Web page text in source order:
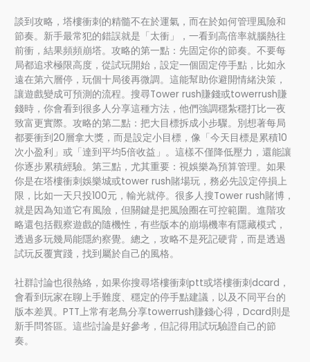
談到攻略，塔樓衝刺的精髓不在於運氣，而在於如何管理風險和
節奏。新手最常犯的錯誤就是「太衝」，一看到高倍率就腦熱往
前衝，結果頻頻崩塔。攻略的第一點：先固定你的節奏。不要每
局都追求極限高度，從試玩開始，設定一個固定停手點，比如永
遠在第六層停，玩個十局後再微調。這能幫助你避開情緒決策，
讓遊戲變成可預測的流程。搜尋Tower rush賺錢或towerrush賺
錢時，你會看到很多人分享這種方法，他們強調穩紮穩打比一夜
致富更實際。攻略的第二點：把大目標拆成小步驟。別想著每局
都要衝到20層拿大獎，而是設定小目標，像「今天目標是累積10
次小盈利」或「達到平均5倍收益」。這樣不僅降低壓力，還能讓
你逐步累積經驗。第三點，尤其重要：視娛樂為預算管理。如果
你是在塔樓衝刺娛樂城或tower rush賭場玩，務必先設定停損上
限，比如一天只投100元，輸光就停。很多人搜Tower rush賭博，
就是因為知道它有風險，但關鍵是把風險圈在可控範圍。進階攻
略還包括觀察遊戲的隨機性，有些版本的崩塌機率有隱藏模式，
透過多玩幾局能隱約察覺。總之，攻略不是死記硬背，而是透過
試玩反覆實踐，找到屬於自己的風格。
社群討論也很熱絡，如果你搜尋塔樓衝刺ptt或塔樓衝刺dcard，
會看到玩家在聊上手難度、穩定的停手點建議，以及不同平台的
版本差異。PTT上常有老鳥分享towerrush賺錢心得，Dcard則是
新手問答區。這些討論是好參考，但記得用試玩驗證自己的節
奏。